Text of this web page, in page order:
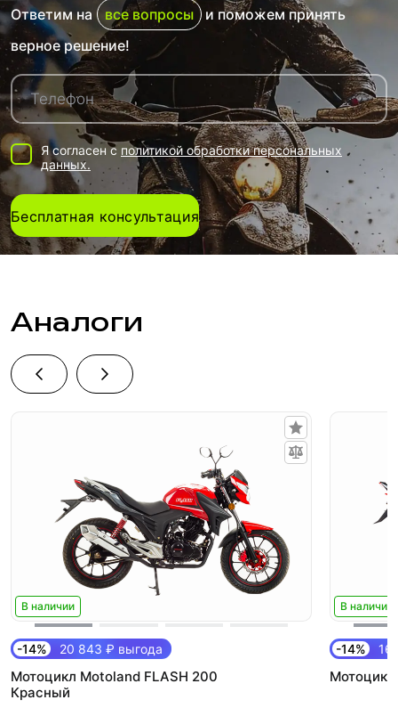
Ответим на все вопросы
и поможем принять
верное решение!
Я согласен с политикой обработки персональных
данных.
Бесплатная консультация
Аналоги
В наличии
-14% 20 843 ₽ выгода
Мотоцикл Motoland FLASH 200
Красный
В наличии
-14% 16